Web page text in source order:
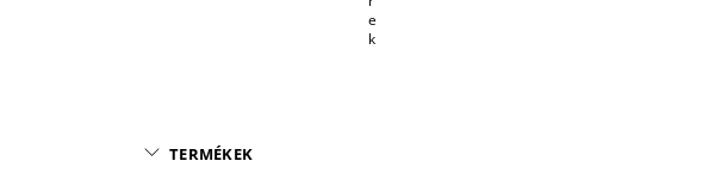
e
k
TERMÉKEK